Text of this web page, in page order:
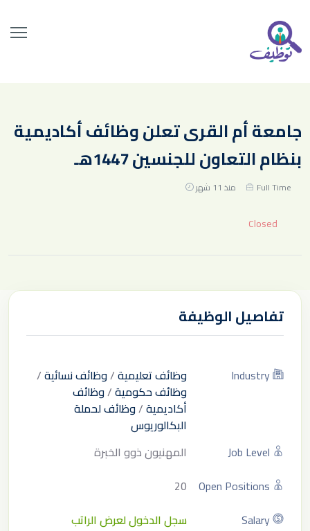
جامعة أم القرى تعلن وظائف أكاديمية
بنظام التعاون للجنسين 1447هـ
Full Time منذ 11 شهر
Closed
تفاصيل الوظيفة
Industry وظائف تعليمية/وظائف نسائية/
وظائف حكومية/وظائف
أكاديمية/وظائف لحملة
البكالوريوس
Job Level
المهنيون ذوو الخبرة
Open Positions
20
Salary
سجل الدخول لعرض الراتب